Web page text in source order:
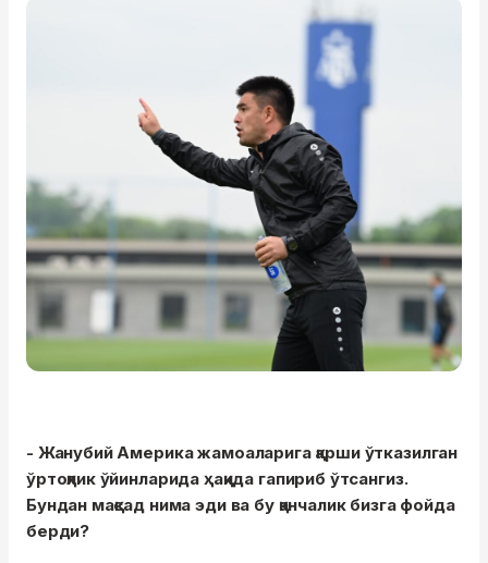
- Жанубий Америка жамоаларига қарши ўтказилган
ўртоқлик ўйинларида ҳақида гапириб ўтсангиз.
Бундан мақсад нима эди ва бу қанчалик бизга фойда
берди?